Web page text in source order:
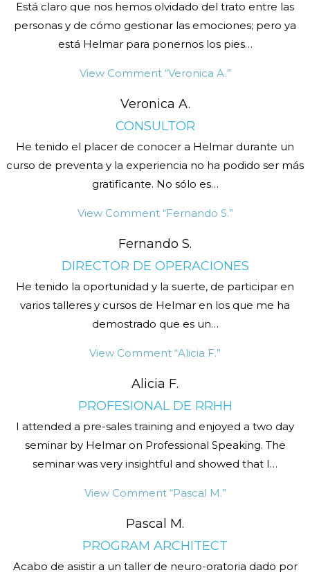
Está claro que nos hemos olvidado del trato entre las
personas y de cómo gestionar las emociones; pero ya
está Helmar para ponernos los pies…
View Comment“Veronica A.”
Veronica A.
CONSULTOR
He tenido el placer de conocer a Helmar durante un
curso de preventa y la experiencia no ha podido ser más
gratificante. No sólo es…
View Comment“Fernando S.”
Fernando S.
DIRECTOR DE OPERACIONES
He tenido la oportunidad y la suerte, de participar en
varios talleres y cursos de Helmar en los que me ha
demostrado que es un…
View Comment “Alicia F.”
Alicia F.
PROFESIONAL DE RRHH
I attended a pre-sales training and enjoyed a two day
seminar by Helmar on Professional Speaking. The
seminar was very insightful and showed that I…
View Comment“Pascal M.”
Pascal M.
PROGRAM ARCHITECT
Acabo de asistir a un taller de neuro-oratoria dado por